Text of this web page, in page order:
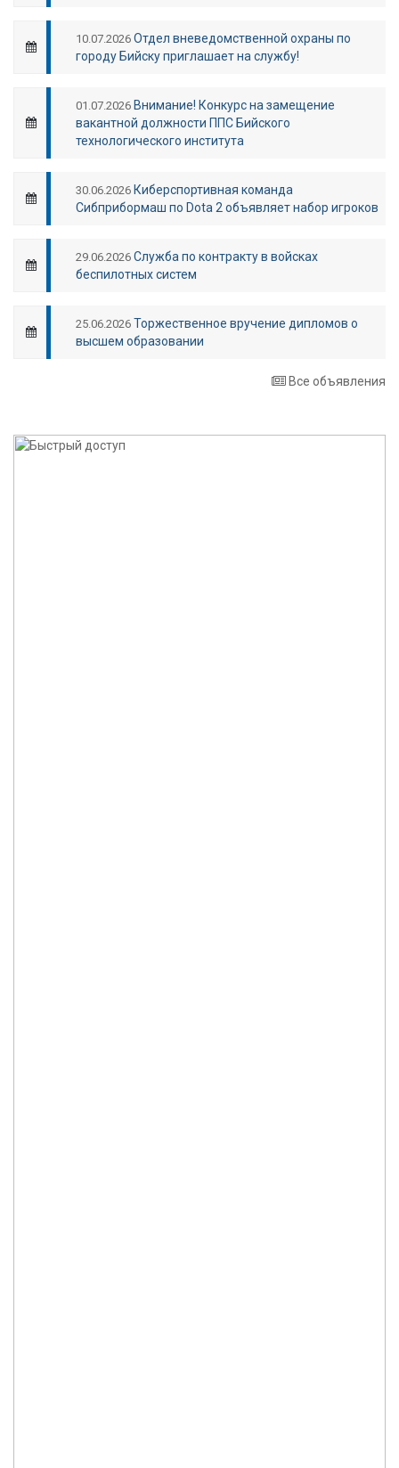
10.07.2026 Отдел вневедомственной охраны по
городу Бийску приглашает на службу!
01.07.2026 Внимание! Конкурс на замещение
вакантной должности ППС Бийского
технологического института
30.06.2026 Киберспортивная команда
Сибприбормаш по Dota 2 объявляет набор игроков
29.06.2026 Служба по контракту в войсках
беспилотных систем
25.06.2026 Торжественное вручение дипломов о
высшем образовании
Все объявления